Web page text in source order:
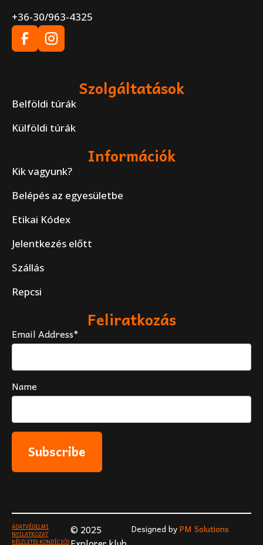
+36-30/963-4325
Szolgáltatások
Belföldi túrák
Külföldi túrák
Információk
Kik vagyunk?
Belépés az egyesületbe
Etikai Kódex
Jelentkezés előtt
Szállás
Repcsi
Feliratkozás
Email Address*
Name
© 2025
ADATVÉDELMI
NYILATKOZAT
RÉSZLETES KONDÍCIÓS
Designed byPM Solutions